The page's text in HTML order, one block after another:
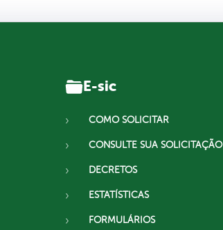
E-sic
COMO SOLICITAR
CONSULTE SUA SOLICITAÇÃO
DECRETOS
ESTATÍSTICAS
FORMULÁRIOS